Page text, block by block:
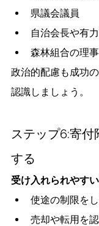
県議会議員
自治会長や有
森林組合の理事
政治的配慮も成功
認識しましょう。
ステップ6:寄付
する
受け入れられやす
使途の制限を
売却や転用を